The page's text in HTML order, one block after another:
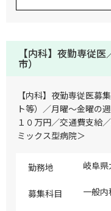
増え
患者の
器内
ります
すので
てはオ
ご安心
い
【内科】夜勤専従
市）
【内科】夜勤専従医募
ト等）／月曜～金曜の
１０万円／交通費支給
ミックス型病院＞
勤務地 岐阜
募集科目 一般内